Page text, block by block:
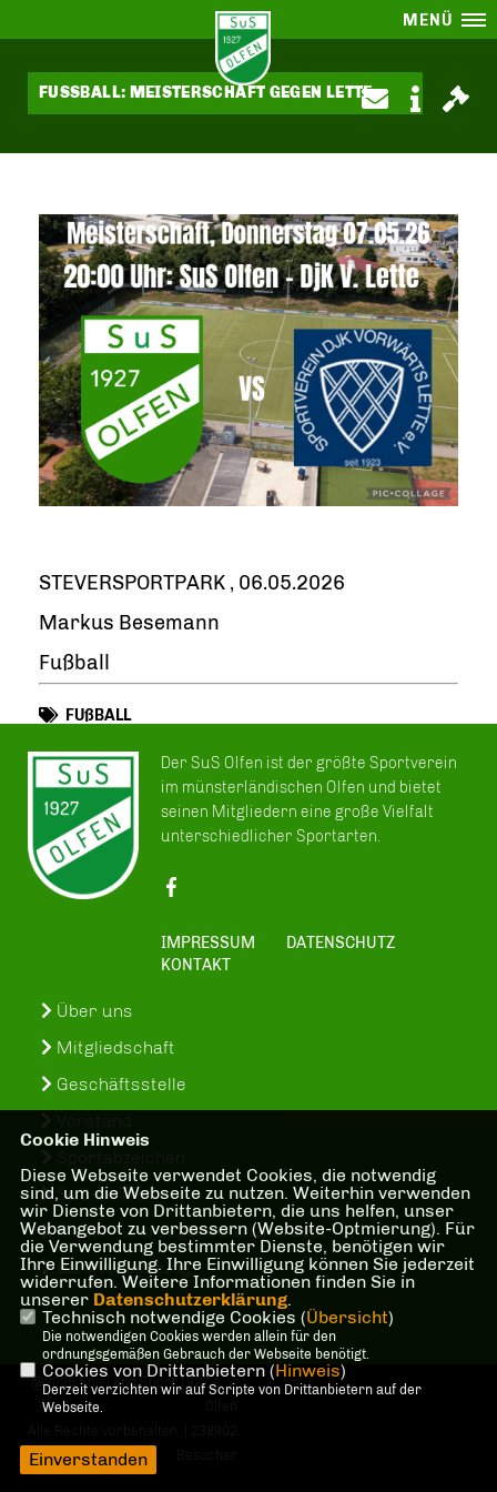
MENÜ
FUSSBALL: MEISTERSCHAFT GEGEN LETTE
STEVERSPORTPARK , 06.05.2026
Markus Besemann
Fußball
FUßBALL
Der SuS Olfen ist der größte Sportverein
im münsterländischen Olfen und bietet
seinen Mitgliedern eine große Vielfalt
unterschiedlicher Sportarten.
IMPRESSUM
DATENSCHUTZ
KONTAKT
Über uns
Mitgliedschaft
Geschäftsstelle
Sportabzeichen
SuS-In-Treff
Kinder- und Jugenschutzkonzept
Bankverbindung
@2026 Spiel und Sport 1927 e. V.
Cookie Hinweis
Diese Webseite verwendet Cookies, die notwendig
sind, um die Webseite zu nutzen. Weiterhin verwenden
wir Dienste von Drittanbietern, die uns helfen, unser
Webangebot zu verbessern (Website-Optmierung). Für
die Verwendung bestimmter Dienste, benötigen wir
Ihre Einwilligung. Ihre Einwilligung können Sie jederzeit
widerrufen. Weitere Informationen finden Sie in
unserer Datenschutzerklärung.
Technisch notwendige Cookies (Übersicht)
Die notwendigen Cookies werden allein für den
ordnungsgemäßen Gebrauch der Webseite benötigt.
Cookies von Drittanbietern (Hinweis)
Derzeit verzichten wir auf Scripte von Drittanbietern auf der
Webseite.
Einverstanden